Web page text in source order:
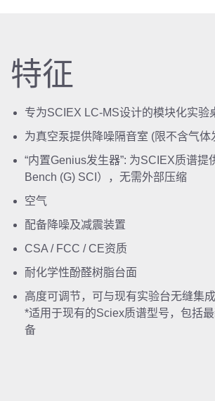
特征
专为SCIEX LC-MS设计的模块化实验
为真空泵提供降噪隔音室 (限不含气
“内置Genius发生器”: 为SCIEX质谱
Bench (G) SCI），无需外部压缩
空气
配备降噪及减震装置
CSA / FCC / CE资质
耐化学性酚醛树脂台面
高度可调节，可与现有实验台无缝集成
*适用于现有的Sciex质谱型号，包括
备